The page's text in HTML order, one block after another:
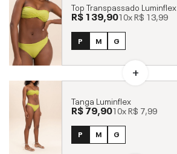
Top Transpassado Luminflex
R$ 139,9010xR$ 13,99
P M G
Tanga Luminflex
R$ 79,9010xR$ 7,99
P M G